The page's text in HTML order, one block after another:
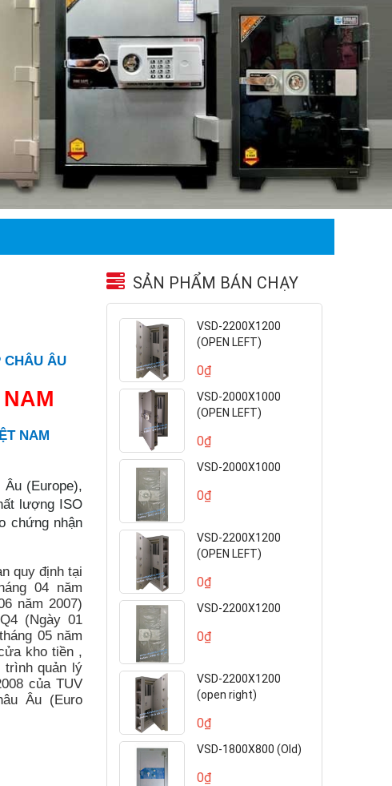
CHÂU ÂU
NAM
(Europe),
lượng ISO
chứng nhận
quy định tại
04 năm
năm 2007)
(Ngày 01
05 năm
kho tiền ,
trình quản lý
của TUV
Âu (Euro
SẢN PHẨM BÁN CHẠY
VSD-2200X1200
(OPEN LEFT)
0₫
VSD-2000X1000
(OPEN LEFT)
0₫
VSD-2000X1000
0₫
VSD-2200X1200
(OPEN LEFT)
0₫
VSD-2200X1200
0₫
VSD-2200X1200
(open right)
0₫
VSD-1800X800 (Old)
0₫